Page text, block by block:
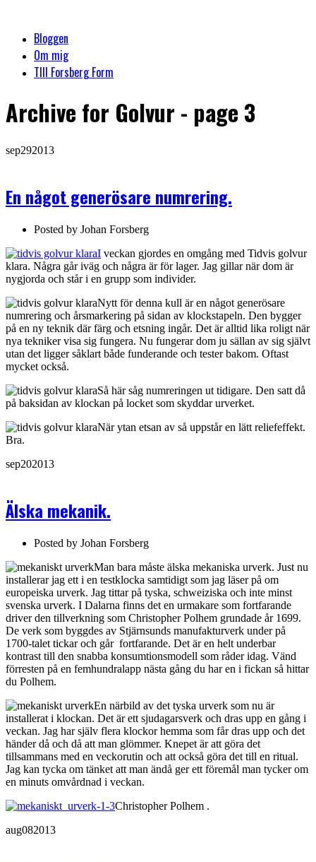
Bloggen
Om mig
TIll Forsberg Form
Archive for Golvur - page 3
sep292013
En något generösare numrering.
Posted by Johan Forsberg
I veckan gjordes en omgång med Tidvis golvur
klara. Några går iväg och några är för lager. Jag gillar när dom är
nygjorda och står i en grupp som individer.
Nytt för denna kull är en något generösare
numrering och årsmarkering på sidan av klockstapeln. Den bygger
på en ny teknik där färg och etsning ingår. Det är alltid lika roligt när
nya tekniker visa sig fungera. Nu fungerar dom ju sällan av sig självt
utan det ligger såklart både funderande och tester bakom. Oftast
mycket också.
Så här såg numreringen ut tidigare. Den satt då
på baksidan av klockan på locket som skyddar urverket.
När ytan etsan av så uppstår en lätt reliefeffekt.
Bra.
sep202013
Älska mekanik.
Posted by Johan Forsberg
Man bara måste älska mekaniska urverk. Just nu
installerar jag ett i en testklocka samtidigt som jag läser på om
europeiska urverk. Jag tittar på tyska, schweiziska och inte minst
svenska urverk. I Dalarna finns det en urmakare som fortfarande
driver den tillverkning som Christopher Polhem grundade år 1699.
De verk som byggdes av Stjärnsunds manufakturverk under på
1700-talet tickar och går fortfarande. Det är en helt underbar
kontrast till den snabba konsumtionsmodell som råder idag. Vänd
förresten på en femhundralapp nästa gång du har en i fickan så hittar
du Polhem.
En närbild av det tyska urverk som nu är
installerat i klockan. Det är ett sjudagarsverk och dras upp en gång i
veckan. Jag har själv flera klockor hemma som får dras upp och det
händer då och då att man glömmer. Knepet är att göra det
tillsammans med en veckorutin och att också göra det till en ritual.
Jag kan tycka om tänket att man ändå ger ett föremål man tycker om
en minuts omvårdnad i veckan.
Christopher Polhem .
aug082013